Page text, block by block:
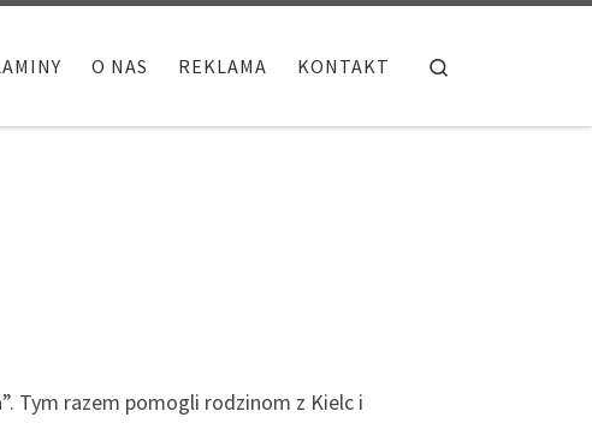
O NAS REKLAMA KONTAKT
Tym razem pomogli rodzinom z Kielc i